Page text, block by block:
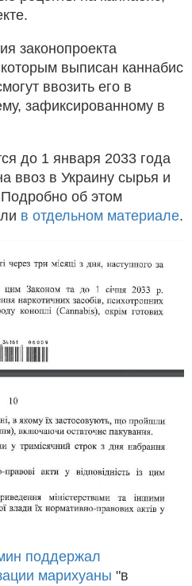
законопроекта
выписан каннабис
ввозить его в
зафиксированному в
до 1 января 2033 года
ввоз в Украину сырья и
об этом
в отдельном материале.
поддержал
марихуаны "в